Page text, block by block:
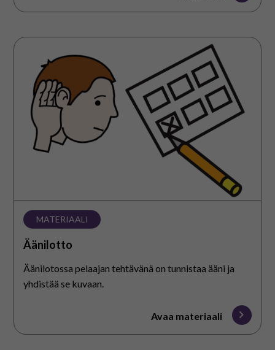
Äänilotto
MATERIAALI
Äänilotto
Äänilotossa pelaajan tehtävänä on tunnistaa ääni ja
yhdistää se kuvaan.
Avaa materiaali